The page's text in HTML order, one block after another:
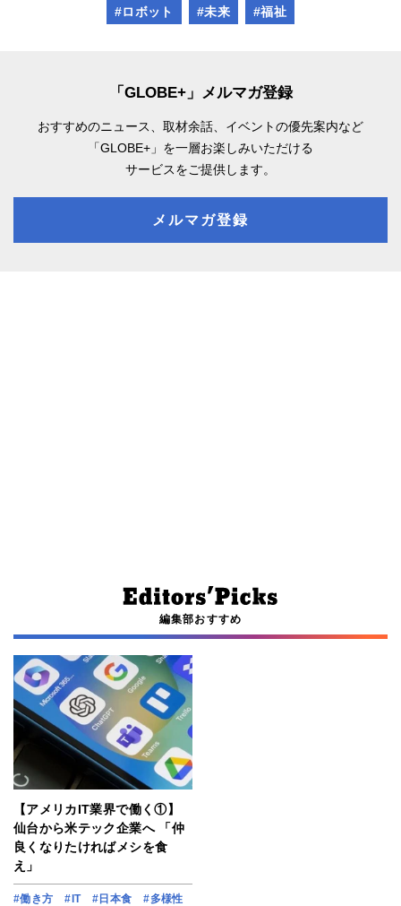
#ロボット #未来 #福祉
「GLOBE+」メルマガ登録
おすすめのニュース、取材余話、 イベントの優先案内など
「GLOBE+」を一層お楽しみいただける
サービスをご提供します。
メルマガ登録
編集部おすすめ
【アメリカIT業界で働く①】
仙台から米テック企業へ 「仲
良くなりたければメシを食
え」
#働き方 #IT #日本食 #多様性